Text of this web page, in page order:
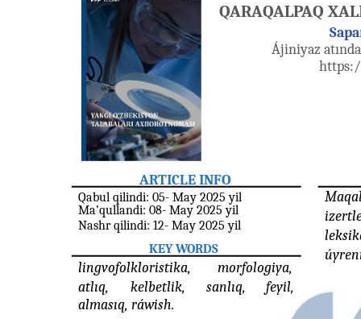
QARAQALPAQ
Ájiniyaz
ARTICLE INFO
Qabul qilindi: 05- May 2025 yil
Ma’qullandi: 08- May 2025 yil
Nashr qilindi: 12- May 2025 yil
KEY WORDS
lingvofolkloristika,
morfologiya,
atlıq,
kelbetlik, sanlıq,
feyil,
almasıq, ráwish.